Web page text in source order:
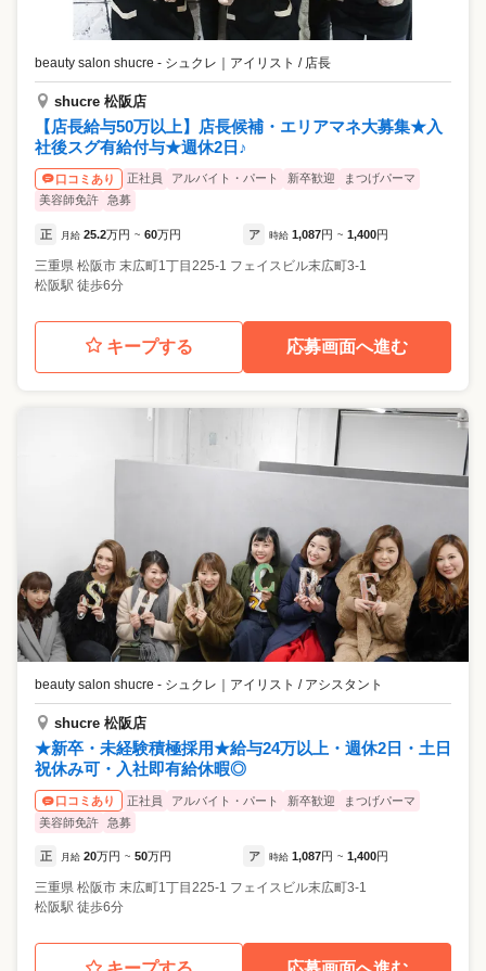
beauty salon shucre - シュクレ アイリスト / 店長
shucre 松阪店
【店長給与50万以上】店長候補・エリアマネ大募集★入
社後スグ有給付与★週休2日♪
口コミあり 正社員 アルバイト・パート 新卒歓迎
まつげパーマ
美容師免許
急募
正 月給 25.2万円 ~ 60万円 ア 時給 1,087円 ~ 1,400円
三重県 松阪市 末広町1丁目225-1 フェイスビル末広町3-1
松阪駅 徒歩6分
キープする 応募画面へ進む
beauty salon shucre - シュクレ アイリスト / アシスタント
shucre 松阪店
★新卒・未経験積極採用★給与24万以上・週休2日・土日
祝休み可・入社即有給休暇◎
口コミあり 正社員 アルバイト・パート 新卒歓迎
まつげパーマ
美容師免許
急募
正 月給 20万円 ~ 50万円 ア 時給 1,087円 ~ 1,400円
三重県 松阪市 末広町1丁目225-1 フェイスビル末広町3-1
松阪駅 徒歩6分